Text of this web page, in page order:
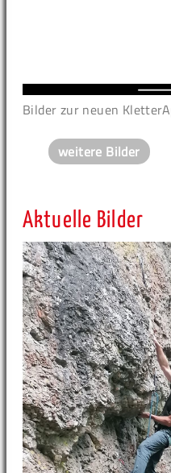
Bilder zur neuen
weitere Bilder
Aktuelle Bilder